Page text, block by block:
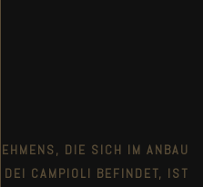
DIE SICH IM ANBAU
CAMPIOLI BEFINDET, IST